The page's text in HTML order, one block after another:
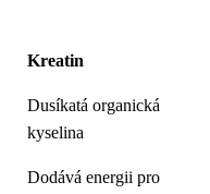
Kreatin
Dusíkatá organická
kyselina
Dodává energii pro